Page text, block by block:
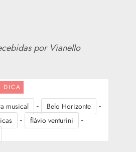
por Vianello
DICA
musical - Belo Horizonte -
- flávio venturini -